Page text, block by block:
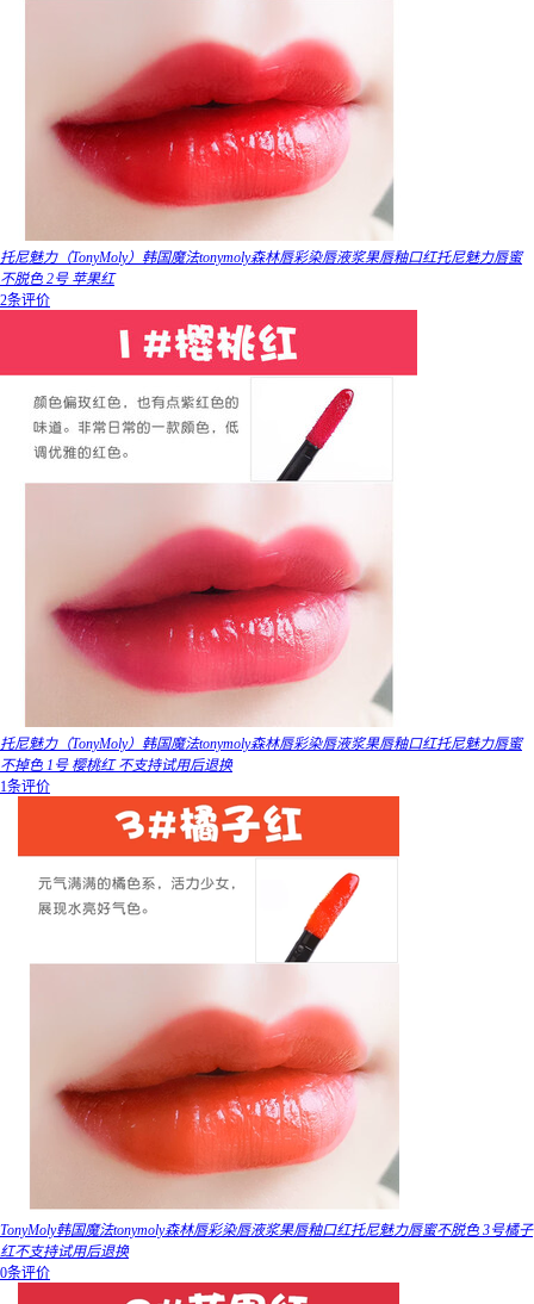
托尼魅力（TonyMoly）韩国魔法tonymoly森林唇彩染唇液浆果唇釉口红托尼魅力唇蜜
不脱色 2号 苹果红
2条评价
托尼魅力（TonyMoly）韩国魔法tonymoly森林唇彩染唇液浆果唇釉口红托尼魅力唇蜜
不掉色 1号 樱桃红 不支持试用后退换
1条评价
TonyMoly韩国魔法tonymoly森林唇彩染唇液浆果唇釉口红托尼魅力唇蜜不脱色 3号橘子
红不支持试用后退换
0条评价